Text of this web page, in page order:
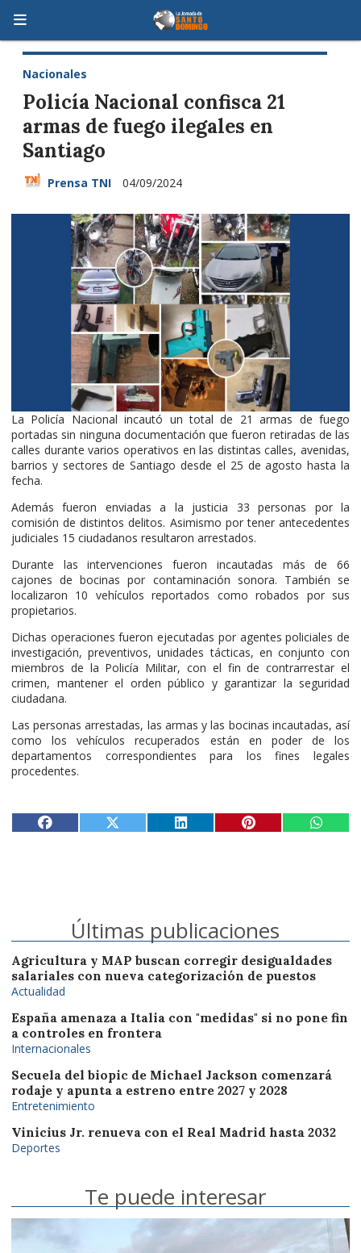
Policía Nacional confisca 21
armas de fuego ilegales en
Santiago
Nacionales
04/09/2024
Prensa TNI
La Policía Nacional incautó un total de 21 armas de fuego
portadas sin ninguna documentación que fueron retiradas de las
calles durante varios operativos en las distintas calles, avenidas,
barrios y sectores de Santiago desde el 25 de agosto hasta la
fecha.
Además fueron enviadas a la justicia 33 personas por la
comisión de distintos delitos. Asimismo por tener antecedentes
judiciales 15 ciudadanos resultaron arrestados.
Durante las intervenciones fueron incautadas más de 66
cajones de bocinas por contaminación sonora. También se
localizaron 10 vehículos reportados como robados por sus
propietarios.
Dichas operaciones fueron ejecutadas por agentes policiales de
investigación, preventivos, unidades tácticas, en conjunto con
miembros de la Policía Militar, con el fin de contrarrestar el
crimen, mantener el orden público y garantizar la seguridad
ciudadana.
Las personas arrestadas, las armas y las bocinas incautadas, así
como los vehículos recuperados están en poder de los
departamentos correspondientes para los fines legales
procedentes.
Últimas publicaciones
Agricultura y MAP buscan corregir desigualdades
salariales con nueva categorización de puestos
Actualidad
España amenaza a Italia con "medidas" si no pone fin
a controles en frontera
Internacionales
Secuela del biopic de Michael Jackson comenzará
rodaje y apunta a estreno entre 2027 y 2028
Entretenimiento
Vinicius Jr. renueva con el Real Madrid hasta 2032
Deportes
Te puede interesar